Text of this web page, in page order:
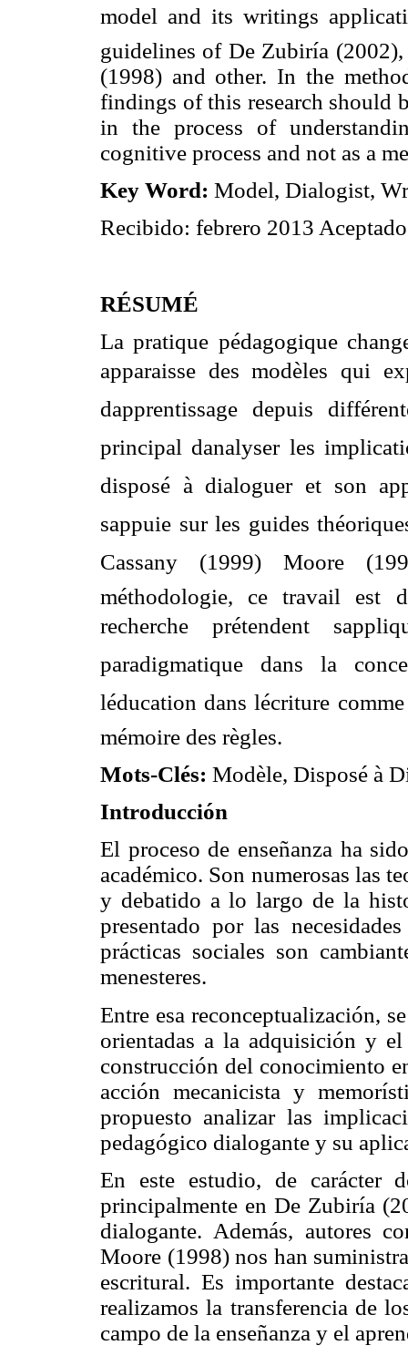
model and its writings
guidelines of De Zubiría
(1998) and other. In the
findings of this research should
in the process of
cognitive process and not as a
Key Word: Model, Dialogist,
Recibido: febrero 2013
RÉSUMÉ
La pratique pédagogique
apparaisse des modèles qui
dapprentissage depuis
principal danalyser les
disposé à dialoguer et son
sappuie sur les guides
Cassany (1999) Moore
méthodologie, ce travail est
recherche prétendent
paradigmatique dans la
léducation dans lécriture
mémoire des règles.
Mots-Clés: Modèle, Disposé à
Introducción
El proceso de enseñanza ha
académico. Son numerosas las
y debatido a lo largo de la
presentado por las
prácticas sociales son
menesteres.
Entre esa reconceptualización,
orientadas a la adquisición y
construcción del conocimiento
acción mecanicista y
propuesto analizar las
pedagógico dialogante y su
En este estudio, de carácter
principalmente en De Zubiría
dialogante. Además, autores
Moore (1998) nos han
escritural. Es importante
realizamos la transferencia de
campo de la enseñanza y el